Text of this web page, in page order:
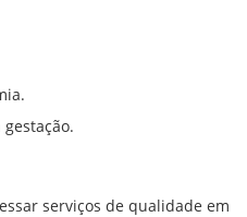
serviços de qualidade em